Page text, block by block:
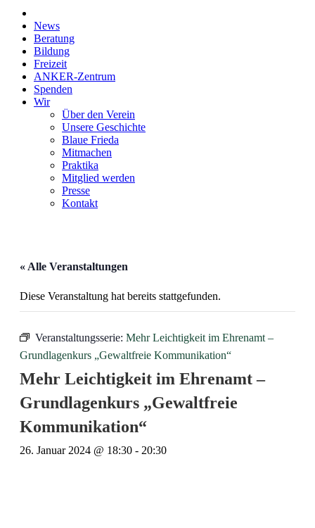
News
Beratung
Bildung
Freizeit
ANKER-Zentrum
Spenden
Wir
Über den Verein
Unsere Geschichte
Blaue Frieda
Mitmachen
Praktika
Mitglied werden
Presse
Kontakt
« Alle Veranstaltungen
Diese Veranstaltung hat bereits stattgefunden.
Veranstaltungsserie: Mehr Leichtigkeit im Ehrenamt –
Grundlagenkurs „Gewaltfreie Kommunikation“
Mehr Leichtigkeit im Ehrenamt –
Grundlagenkurs „Gewaltfreie
Kommunikation“
26. Januar 2024 @ 18:30 - 20:30